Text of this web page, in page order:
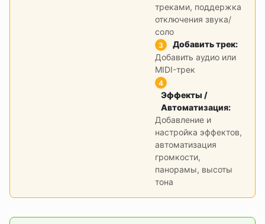
треками, поддержка
отключения звука/
соло
3 Добавить трек:
Добавить аудио или
MIDI-трек
4
Эффекты /
Автоматизация:
Добавление и
настройка эффектов,
автоматизация
громкости,
панорамы, высоты
тона